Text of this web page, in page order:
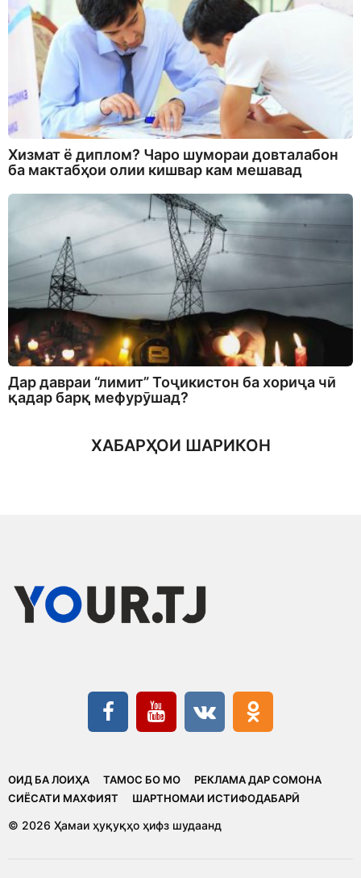
Хизмат ё диплом? Чаро шумораи довталабон
ба мактабҳои олии кишвар кам мешавад
Дар давраи “лимит” Тоҷикистон ба хориҷа чӣ
қадар барқ мефурӯшад?
ХАБАРҲОИ ШАРИКОН
ОИД БА ЛОИҲА ТАМОС БО МО
РЕКЛАМА ДАР СОМОНА
CИЁСАТИ МАХФИЯТ
ШАРТНОМАИ ИСТИФОДАБАРӢ
© 2026 Ҳамаи ҳуқуқҳо ҳифз шудаанд